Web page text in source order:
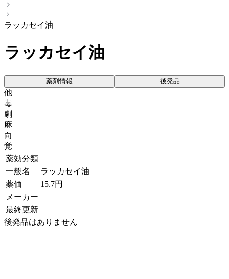
ラッカセイ油
ラッカセイ油
薬剤情報 後発品
他
毒
劇
麻
向
覚
薬効分類
一般名
ラッカセイ油
薬価
15.7円
メーカー
最終更新
後発品はありません